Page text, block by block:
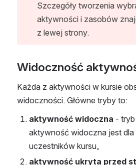
Szczegóły tworzenia
aktywności i zasobów
z lewej strony.
Widoczność
Każda z aktywności w kursie
widoczności. Główne tryby to:
aktywność widoczna -
aktywność widoczna jest
uczestników kursu,
aktywność ukryta przed